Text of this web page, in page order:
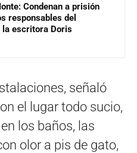
Condenan a prisión
responsables del
la escritora Doris
señaló
el lugar todo sucio,
los baños, las
olor a pis de gato,